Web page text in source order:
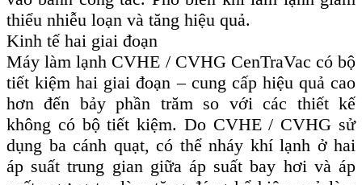
thiểu nhiễu loạn và tăng hiệu quả.
Kinh tế hai giai đoạn
Máy làm lạnh CVHE / CVHG CenTraVac có bộ
tiết kiệm hai giai đoạn – cung cấp hiệu quả cao
hơn đến bảy phần trăm so với các thiết kế
không có bộ tiết kiệm. Do CVHE / CVHG sử
dụng ba cánh quạt, có thể nháy khí lạnh ở hai
áp suất trung gian giữa áp suất bay hơi và áp